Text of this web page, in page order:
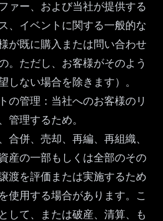
ァー、および当社が提供する
、イベントに関する一般的な
が既に購入または問い合わせ
。ただし、お客様がそのよう
しない場合を除きます）。
の管理：当社へのお客様のリ
管理するため。
合併、売却、再編、再組織、
産の一部もしくは全部のその
渡を評価または実施するため
使用する場合があります。こ
して、または破産、清算、も